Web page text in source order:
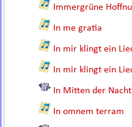
Immergrüne
In me gratia
In mir klingt ein
In mir klingt ein
In Mitten der Nacht
In omnem terram